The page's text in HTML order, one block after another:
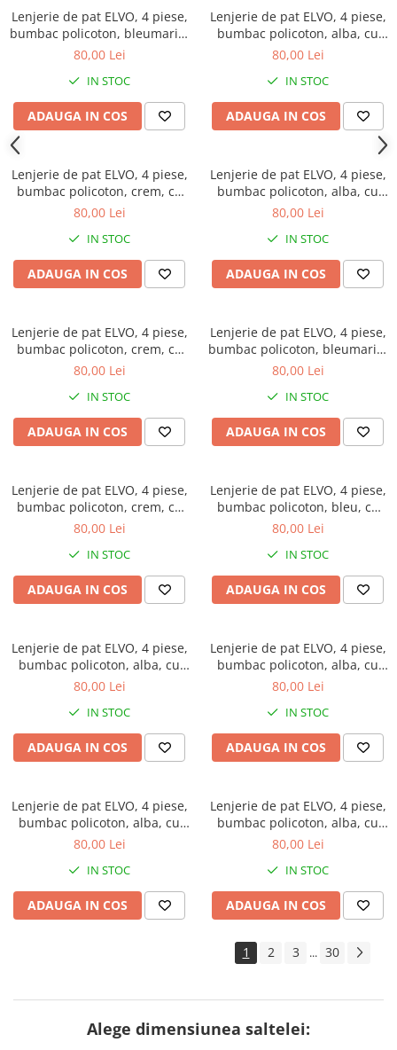
Lenjerie de pat ELVO, 4 piese,
bumbac policoton, bleumarin,
cu flori albe
80,00 Lei
IN STOC
ADAUGA IN COS
Lenjerie de pat ELVO, 4 piese,
bumbac policoton, alba, cu
lalele galbene
80,00 Lei
IN STOC
ADAUGA IN COS
Lenjerie de pat ELVO, 4 piese,
bumbac policoton, crem, cu
flori maro si negre
80,00 Lei
IN STOC
ADAUGA IN COS
Lenjerie de pat ELVO, 4 piese,
bumbac policoton, alba, cu
stelute rosii
80,00 Lei
IN STOC
ADAUGA IN COS
Lenjerie de pat ELVO, 4 piese,
bumbac policoton, crem, cu
flori mov
80,00 Lei
IN STOC
ADAUGA IN COS
Lenjerie de pat ELVO, 4 piese,
bumbac policoton, bleumarin,
cu forme geometrice
80,00 Lei
IN STOC
ADAUGA IN COS
Lenjerie de pat ELVO, 4 piese,
bumbac policoton, crem, cu
flori caramizii
80,00 Lei
IN STOC
ADAUGA IN COS
Lenjerie de pat ELVO, 4 piese,
bumbac policoton, bleu, cu
flori stilizate
80,00 Lei
IN STOC
ADAUGA IN COS
Lenjerie de pat ELVO, 4 piese,
bumbac policoton, alba, cu
forme geometrice mustar
80,00 Lei
IN STOC
ADAUGA IN COS
Lenjerie de pat ELVO, 4 piese,
bumbac policoton, alba, cu
flori mov
80,00 Lei
IN STOC
ADAUGA IN COS
Lenjerie de pat ELVO, 4 piese,
bumbac policoton, alba, cu
papadii si cercuri rosii
80,00 Lei
IN STOC
ADAUGA IN COS
Lenjerie de pat ELVO, 4 piese,
bumbac policoton, alba, cu
cercuri multicolore
80,00 Lei
IN STOC
ADAUGA IN COS
1 2 3 ... 30
Alege dimensiunea saltelei: